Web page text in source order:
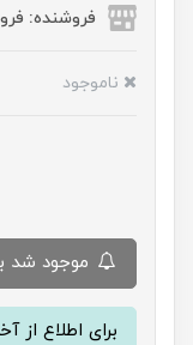
فروشنده:
ناموجود
برای اطلاع از